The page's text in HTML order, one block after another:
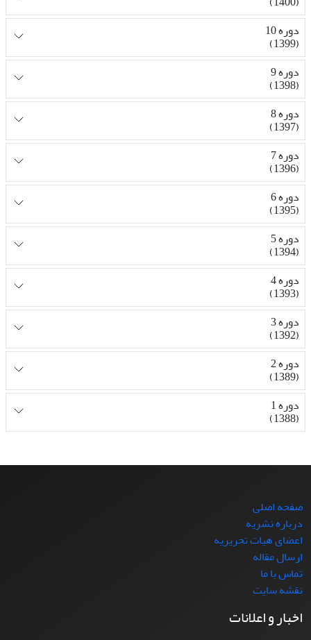
دوره 10
(1399)
دوره 9
(1398)
دوره 8
(1397)
دوره 7
(1396)
دوره 6
(1395)
دوره 5
(1394)
دوره 4
(1393)
دوره 3
(1392)
دوره 2
(1389)
دوره 1
(1388)
صفحه اصلی
درباره نشریه
اعضای هیات تحریریه
ارسال مقاله
تماس با ما
نقشه سایت
اخبار و اعلانات